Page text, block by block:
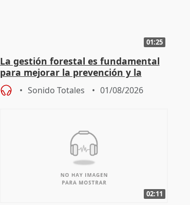
01:25
La gestión forestal es fundamental
para mejorar la prevención y la
actuación frente a incendios
Sonido Totales 01/08/2026
02:11